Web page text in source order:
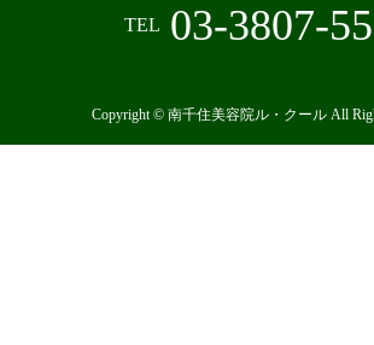
TEL 03-3807-
Copyright © 南千住美容院ル・クール All